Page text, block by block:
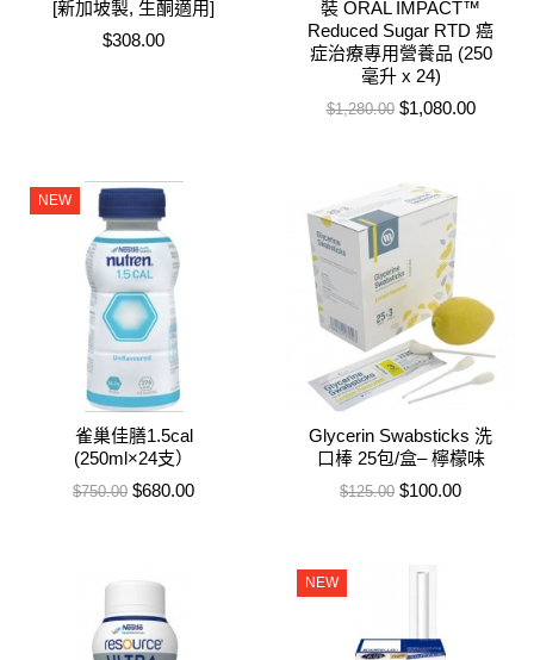
[新加坡製, 生酮適用]
售價
$308.00
裝 ORAL IMPACT™
Reduced Sugar RTD 癌
症治療專用營養品 (250
毫升 x 24)
售價
$1,280.00 特價
$1,080.00
NEW
雀巢佳膳1.5cal
(250ml×24支）
售價
$750.00 特價
$680.00
Glycerin Swabsticks 洗
口棒 25包/盒– 檸檬味
售價
$125.00 特價
$100.00
NEW